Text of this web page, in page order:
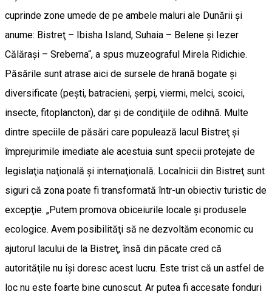
cuprinde zone umede de pe ambele maluri ale Dunării şi
anume: Bistreţ – Ibisha Island, Suhaia – Belene şi Iezer
Călăraşi – Sreberna“, a spus muzeograful Mirela Ridichie.
Păsările sunt atrase aici de sursele de hrană bogate şi
diversificate (peşti, batracieni, şerpi, viermi, melci, scoici,
insecte, fitoplancton), dar şi de condiţiile de odihnă. Multe
dintre speciile de păsări care populează lacul Bistreţ şi
împrejurimile imediate ale acestuia sunt specii protejate de
legislaţia naţională şi internaţională. Localnicii din Bistreţ sunt
siguri că zona poate fi transformată într-un obiectiv turistic de
excepţie. „Putem promova obiceiurile locale şi produsele
ecologice. Avem posibilităţi să ne dezvoltăm economic cu
ajutorul lacului de la Bistreţ, însă din păcate cred că
autorităţile nu îşi doresc acest lucru. Este trist că un astfel de
loc nu este foarte bine cunoscut. Ar putea fi accesate fonduri